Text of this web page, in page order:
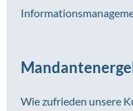
Wie zufrieden unsere